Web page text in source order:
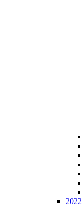
2022